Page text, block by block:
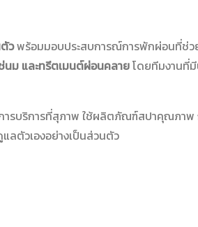
วพร้อมมอบประสบการณ์การพักผ่อนที่ช่วย
นม และทรีตเมนต์ผ่อนคลายโดยทีมงานที่
การบริการที่สุภาพ ใช้ผลิตภัณฑ์สปาคุณภา
ลตัวเองอย่างเป็นส่วนตัว